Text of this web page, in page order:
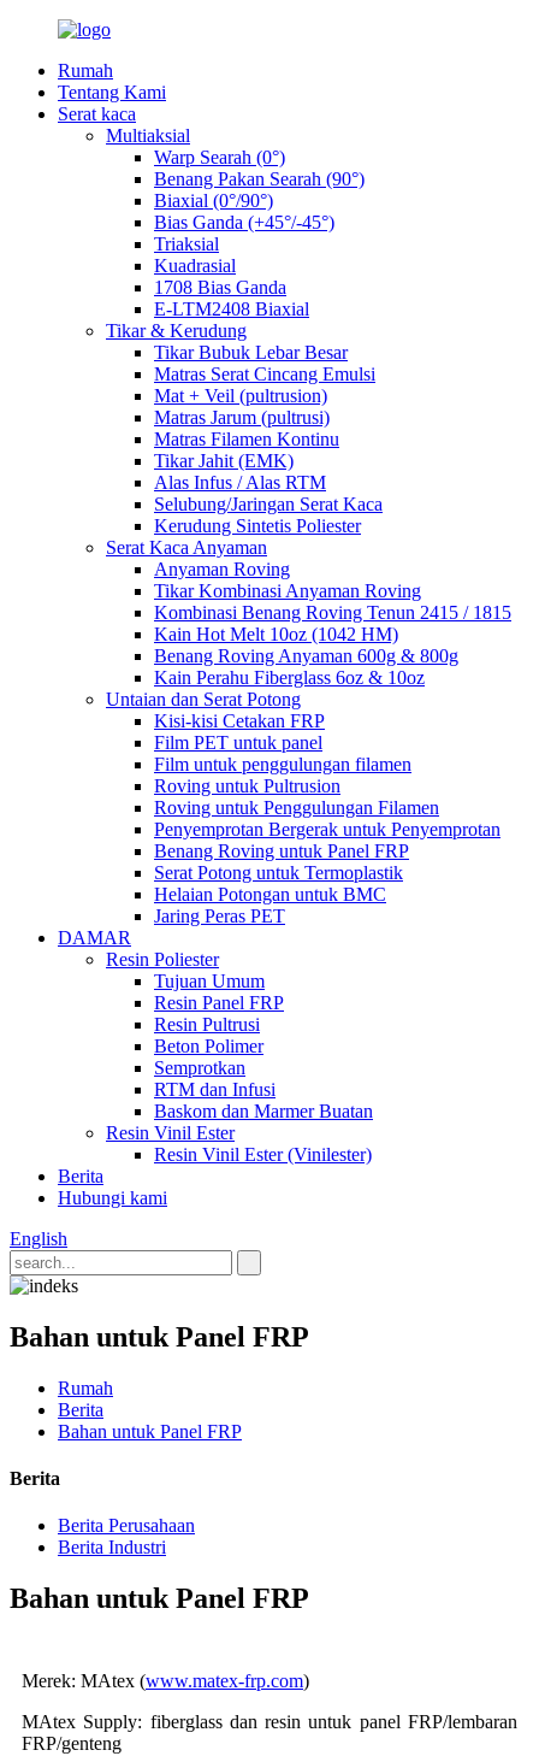
Rumah
Tentang Kami
Serat kaca
Multiaksial
Warp Searah (0°)
Benang Pakan Searah (90°)
Biaxial (0°/90°)
Bias Ganda (+45°/-45°)
Triaksial
Kuadrasial
1708 Bias Ganda
E-LTM2408 Biaxial
Tikar & Kerudung
Tikar Bubuk Lebar Besar
Matras Serat Cincang Emulsi
Mat + Veil (pultrusion)
Matras Jarum (pultrusi)
Matras Filamen Kontinu
Tikar Jahit (EMK)
Alas Infus / Alas RTM
Selubung/Jaringan Serat Kaca
Kerudung Sintetis Poliester
Serat Kaca Anyaman
Anyaman Roving
Tikar Kombinasi Anyaman Roving
Kombinasi Benang Roving Tenun 2415 / 1815
Kain Hot Melt 10oz (1042 HM)
Benang Roving Anyaman 600g & 800g
Kain Perahu Fiberglass 6oz & 10oz
Untaian dan Serat Potong
Kisi-kisi Cetakan FRP
Film PET untuk panel
Film untuk penggulungan filamen
Roving untuk Pultrusion
Roving untuk Penggulungan Filamen
Penyemprotan Bergerak untuk Penyemprotan
Benang Roving untuk Panel FRP
Serat Potong untuk Termoplastik
Helaian Potongan untuk BMC
Jaring Peras PET
DAMAR
Resin Poliester
Tujuan Umum
Resin Panel FRP
Resin Pultrusi
Beton Polimer
Semprotkan
RTM dan Infusi
Baskom dan Marmer Buatan
Resin Vinil Ester
Resin Vinil Ester (Vinilester)
Berita
Hubungi kami
English
Bahan untuk Panel FRP
Rumah
Berita
Bahan untuk Panel FRP
Berita
Berita Perusahaan
Berita Industri
Bahan untuk Panel FRP
Merek: MAtex (www.matex-frp.com)
MAtex Supply: fiberglass dan resin untuk panel FRP/lembaran
FRP/genteng